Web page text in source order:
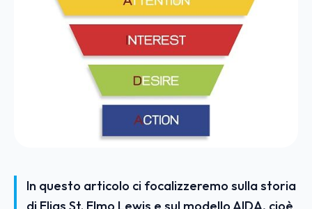
In questo articolo ci focalizzeremo sulla storia
di Elias St. Elmo Lewis e sul modello AIDA, cioè